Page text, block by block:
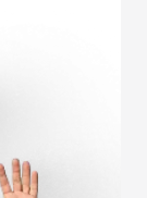
по